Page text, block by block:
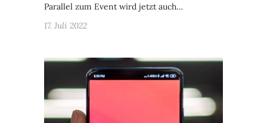
Parallel zum Event wird jetzt auch…
17. Juli 2022